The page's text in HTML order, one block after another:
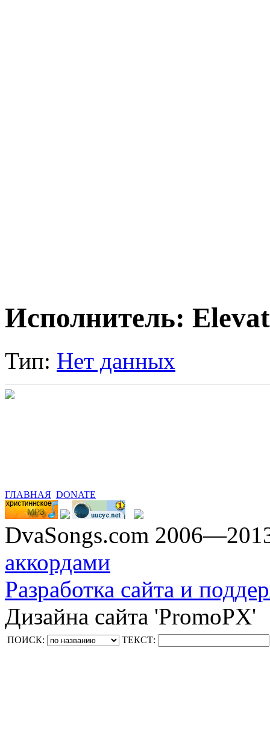
Исполнитель:
Тип: Нет данных
ГЛАВНАЯ DONATE
DvaSongs.com
аккордами
Разработка сайта и
Дизайна сайта 'PromoPX'
ПОИСК: ТЕКСТ: